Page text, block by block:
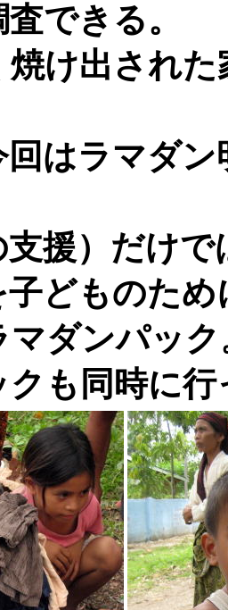
できる。
け出され
回はラマダ
援）だけ
どものため
マダンパック
クも同時に行